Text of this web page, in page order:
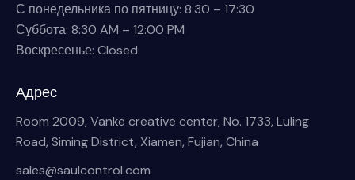
С понедельника по пятницу: 8:30 – 17:30
Суббота: 8:30 AM – 12:00 PM
Воскресенье: Closed
Адрес
Room 2009, Vanke creative center, No. 1733, Luling
Road, Siming District, Xiamen, Fujian, China
sales@saulcontrol.com